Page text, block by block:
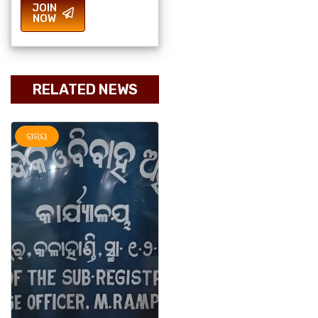
JOIN
NOW
RELATED NEWS
ଅପରାଧ